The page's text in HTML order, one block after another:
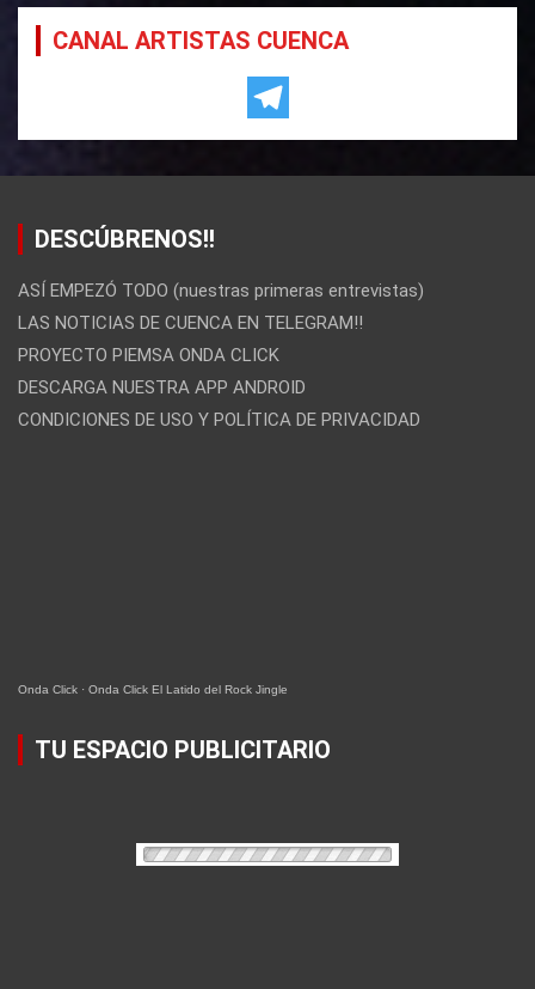
CANAL ARTISTAS CUENCA
DESCÚBRENOS!!
ASÍ EMPEZÓ TODO (nuestras primeras entrevistas)
LAS NOTICIAS DE CUENCA EN TELEGRAM!!
PROYECTO PIEMSA ONDA CLICK
DESCARGA NUESTRA APP ANDROID
CONDICIONES DE USO Y POLÍTICA DE PRIVACIDAD
Onda Click · Onda Click El Latido del Rock Jingle
TU ESPACIO PUBLICITARIO